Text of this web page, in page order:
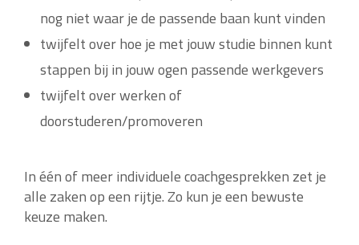
nog niet waar je de passende baan kunt vinden
twijfelt over hoe je met jouw studie binnen kunt
stappen bij in jouw ogen passende werkgevers
twijfelt over werken of
doorstuderen/promoveren
In één of meer individuele coachgesprekken zet je
alle zaken op een rijtje. Zo kun je een bewuste
keuze maken.